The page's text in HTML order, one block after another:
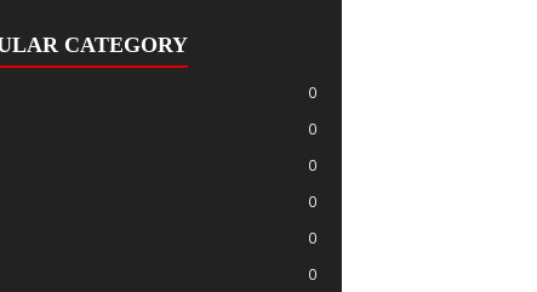
CATEGORY
0
0
0
0
0
0